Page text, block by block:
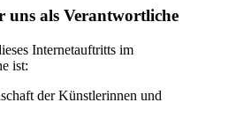
als Verantwortliche
Internetauftritts im
ist:
der Künstlerinnen und